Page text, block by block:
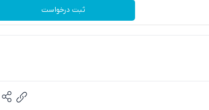
ثبت درخواست